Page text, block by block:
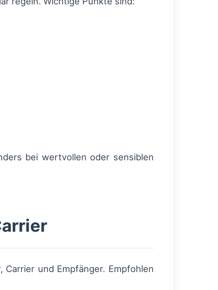
bei wertvollen oder sensiblen
und Empfänger. Empfohlen